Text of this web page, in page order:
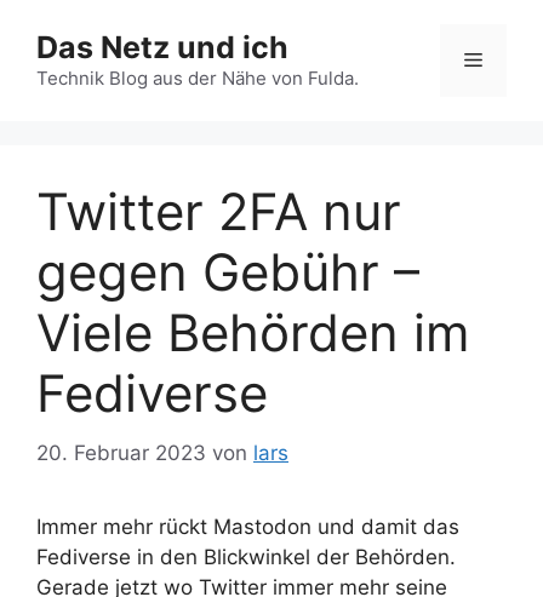
Inhalt
springen
Das Netz und ich
Technik Blog aus der Nähe von Fulda.
Menü
Twitter 2FA nur
gegen Gebühr –
Viele Behörden im
Fediverse
20. Februar 2023 von lars
Immer mehr rückt Mastodon und damit das
Fediverse in den Blickwinkel der Behörden.
Gerade jetzt wo Twitter immer mehr seine